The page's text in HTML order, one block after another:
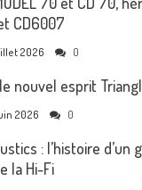
CD6007
2026 0
nouvel esprit
2026 0
: l’histoire d’un
la Hi-Fi